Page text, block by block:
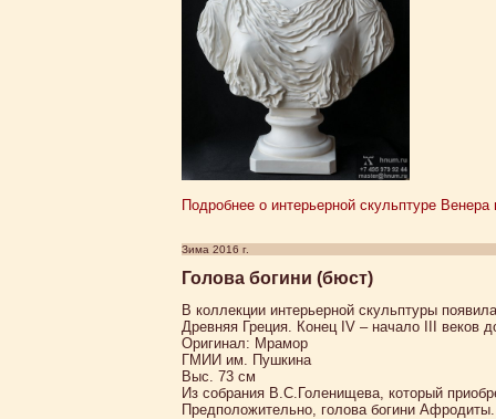
Подробнее о интерьерной скульптуре
Зима 2016 г.
Голова богини (бюст)
В коллекции интерьерной скульптуры
Древняя Греция. Конец IV – начало III веков
Оригинал: Мрамор
ГМИИ им. Пушкина
Выс. 73 см
Из собрания В.С.Голенищева, который
Предположительно, голова богини Афродиты.